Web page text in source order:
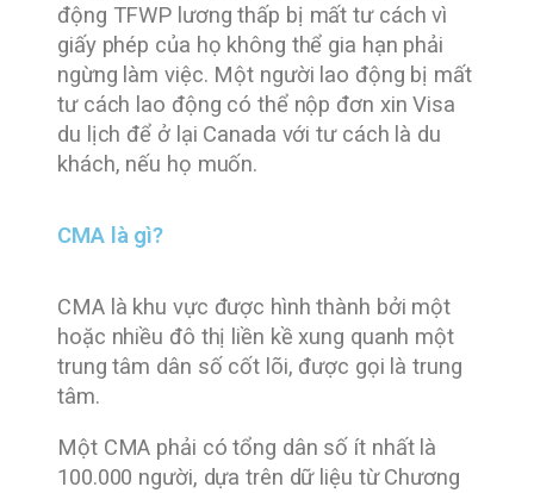
động TFWP lương thấp bị mất tư cách vì
giấy phép của họ không thể gia hạn phải
ngừng làm việc. Một người lao động bị mất
tư cách lao động có thể nộp đơn xin Visa
du lịch để ở lại Canada với tư cách là du
khách, nếu họ muốn.
CMA là gì?
CMA là khu vực được hình thành bởi một
hoặc nhiều đô thị liền kề xung quanh một
trung tâm dân số cốt lõi, được gọi là trung
tâm.
Một CMA phải có tổng dân số ít nhất là
100.000 người, dựa trên dữ liệu từ Chương